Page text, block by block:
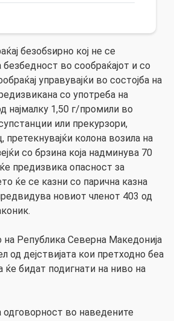
безобѕирно кој не се
во сообраќајот и со
управувајќи во состојба на
со употреба на
најмалку 1,50 г/промили во
или прекурзори,
претекнувајќи колона возила на
со брзина која надминува 70
предизвика опасност за
ќе се казни со парична казна
новиот членот 403 од
Република Северна Македонија
од дејствијата кои претходно беа
ќе бидат подигнати на ниво на
одговорност во наведените